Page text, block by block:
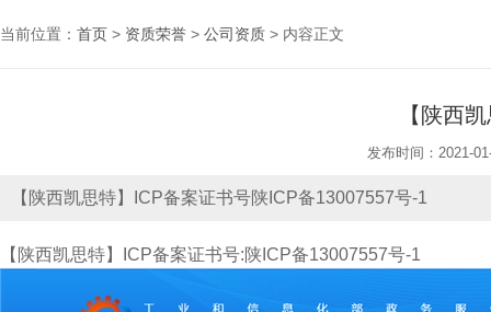
当前位置： 首页 > 资质荣誉 > 公司资质 > 内容正文
【陕西
发布时间：2021-
【陕西凯思特】ICP备案证书号陕ICP备13007557号-1
【陕西凯思特】ICP备案证书号:陕ICP备13007557号-1